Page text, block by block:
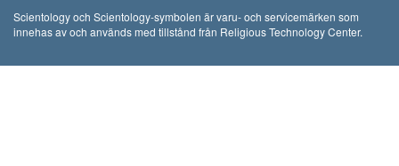
Scientology och Scientology-symbolen är varu- och servicemärken som
innehas av och används med tillstånd från Religious Technology Center.